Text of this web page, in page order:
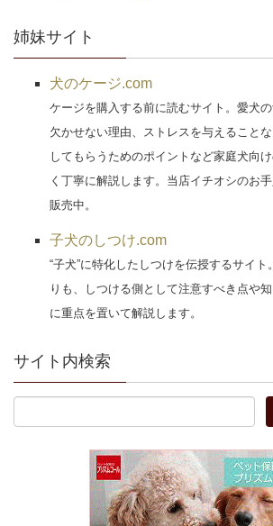
姉妹サイト
犬のケージ.com
ケージを購入する前に読むサイト。愛犬
欠かせない理由、ストレスを与えること
してもらうためのポイントなど家庭犬向
く丁寧に解説します。当店イチオシのお
販売中。
子犬のしつけ.com
“子犬”に特化したしつけを伝授するサイト
りも、しつける側として注意すべき点や
に重点を置いて解説します。
サイト内検索